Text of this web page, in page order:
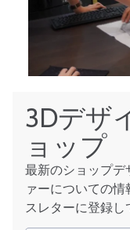
3Dデザ
ョップ
最新のショップデ
ァーについての
スレターに登録し